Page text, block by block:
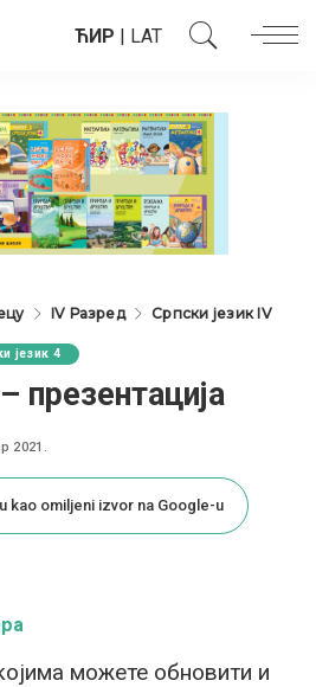
ЋИР | LAT
IV Разред Српски језик IV
језик 4
презентација
2021.
kao omiljeni izvor na Google-u
можете обновити и